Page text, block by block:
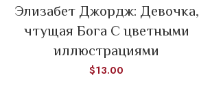
READ MORE
Элизабет Джордж: Девочка,
чтущая Бога C цветными
иллюстрациями
$13.00